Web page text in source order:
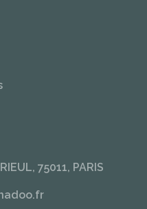
75011, PARIS